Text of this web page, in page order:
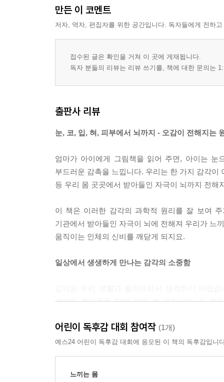
만든 이 코멘트
저자, 역자, 편집자를 위한 공간입니다. 독자들에게 전하
접수된 글은 확인을 거쳐 이 곳에 게재됩니다.
독자 분들의 리뷰는 리뷰 쓰기를, 책에 대한 문의는
출판사 리뷰
눈, 코, 입, 혀, 피부에서 뇌까지 - 오감이 전해지는
엄마가 아이에게 그림책을 읽어 주면, 아이는
부드러운 감촉을 느낍니다. 우리는 한 가지 감각
등 우리 몸 곳곳에서 받아들인 자극이 뇌까지 전
이 책은 이러한 감각의 과학적 원리를 잘 보여
기관에서 받아들인 자극이 뇌에 전해져 우리가 느
움직이는 인체의 신비를 깨닫게 되지요.
일상에서 생생하게 만나는 감각의 소중함
세상의 즐거움을 많이 잃게 될 것입니다. 이 책
따라오는 달콤한 사탕 한 알에 행복해합니다. 잠
바쁜 하루를 보내는 아이의 생활이 평범하지만 사
어린이 독후감 대회 참여작 (1개)
예스24 어린이 독후감 대회에 응모된 이 책의 독후감입니
느끼는 몸